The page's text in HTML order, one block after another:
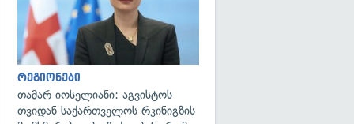
გადახედვა
რეგიონები
თამარ იოსელიანი: აგვისტოს
თვიდან საქართველოს რკინიგზის